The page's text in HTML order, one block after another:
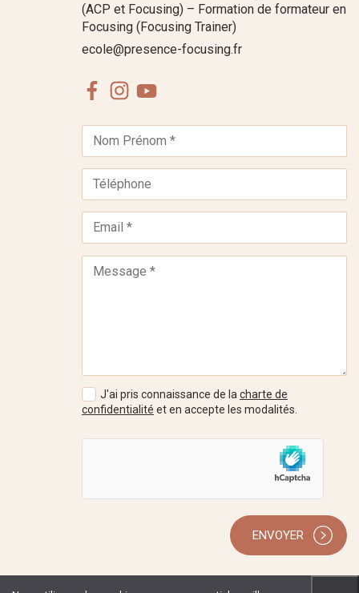
(ACP et Focusing) – Formation de formateur en
Focusing (Focusing Trainer)
ecole@presence-focusing.fr
FacebookInstagram
J'ai pris connaissance de lacharte de
confidentialité et en accepte les modalités.
ENVOYER